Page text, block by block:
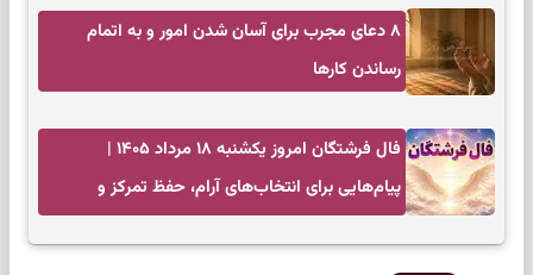
۸ دعای مجرب برای آسان شدن امور و به اتمام
رساندن کار‌ها
فال فرشتگان امروز یکشنبه ۱۸ مرداد ۱۴۰۵ |
پیام‌هایی برای انتخاب‌های آرام، حفظ تمرکز و
بازگشت به چیزهای مهم